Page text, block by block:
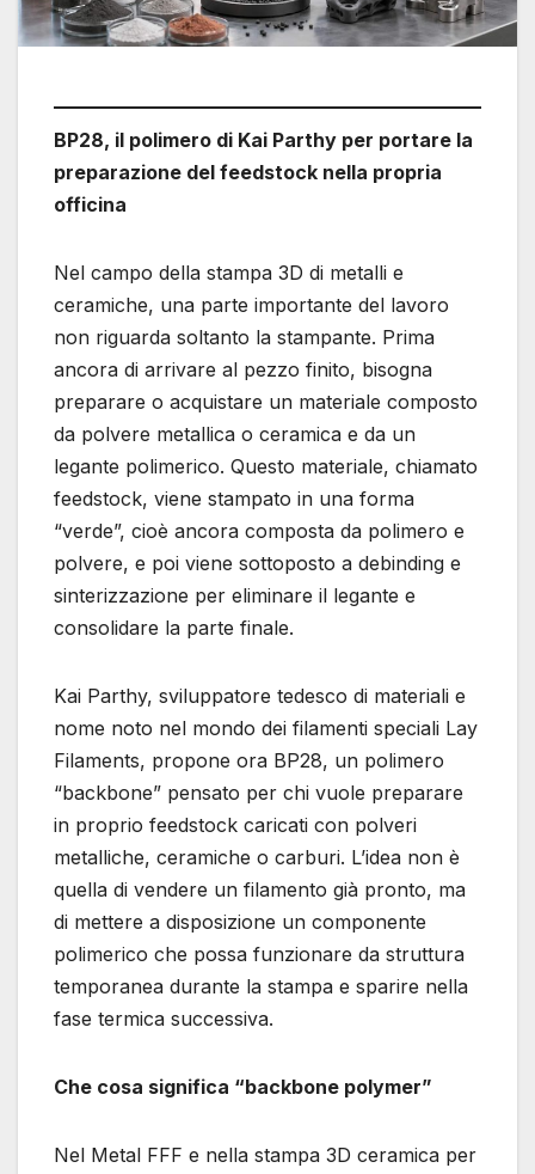
BP28, il polimero di Kai Parthy per portare la
preparazione del feedstock nella propria
officina
Nel campo della stampa 3D di metalli e
ceramiche, una parte importante del lavoro
non riguarda soltanto la stampante. Prima
ancora di arrivare al pezzo finito, bisogna
preparare o acquistare un materiale composto
da polvere metallica o ceramica e da un
legante polimerico. Questo materiale, chiamato
feedstock, viene stampato in una forma
“verde”, cioè ancora composta da polimero e
polvere, e poi viene sottoposto a debinding e
sinterizzazione per eliminare il legante e
consolidare la parte finale.
Kai Parthy, sviluppatore tedesco di materiali e
nome noto nel mondo dei filamenti speciali Lay
Filaments, propone ora BP28, un polimero
“backbone” pensato per chi vuole preparare
in proprio feedstock caricati con polveri
metalliche, ceramiche o carburi. L’idea non è
quella di vendere un filamento già pronto, ma
di mettere a disposizione un componente
polimerico che possa funzionare da struttura
temporanea durante la stampa e sparire nella
fase termica successiva.
Che cosa significa “backbone polymer”
Nel Metal FFF e nella stampa 3D ceramica per